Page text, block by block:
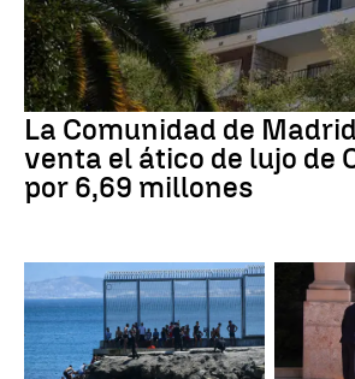
La Comunidad de
venta el ático de lujo de
por 6,69 millones